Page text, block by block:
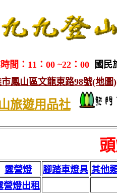
間：11：00 ~22：00
國民
市鳳山區文龍東路98號(地圖)
旅遊用品社
露營燈 腳踏車燈具 其他
營燈出租